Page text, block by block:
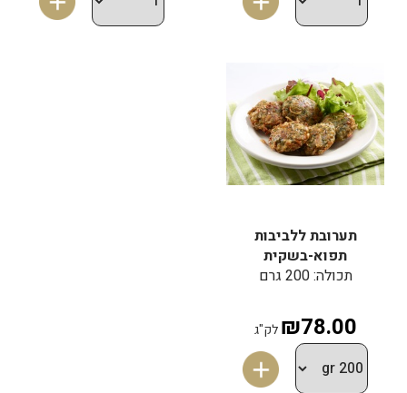
תערובת ללביבות
תפוא-בשקית
תכולה: 200 גרם
₪78.00לק"ג